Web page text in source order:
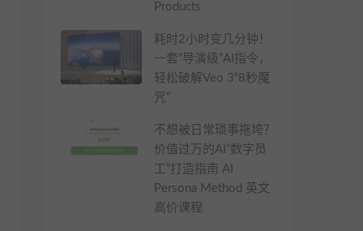
Products
耗时2小时变几分钟！
一套“导演级”AI指令，
轻松破解Veo 3“8秒魔
咒”
不想被日常琐事拖垮？
价值过万的AI“数字员
工”打造指南 AI
Persona Method 英文
高价课程